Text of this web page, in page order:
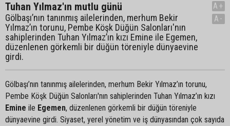
Tuhan Yılmaz'ın mutlu günü
Gölbaşı’nın tanınmış ailelerinden, merhum Bekir
Yılmaz’ın torunu, Pembe Köşk Düğün Salonları'nın
sahiplerinden Tuhan Yılmaz’ın kızı Emine ile Egemen,
düzenlenen görkemli bir düğün töreniyle dünyaevine
girdi.
A+
A-
Gölbaşı’nın tanınmış ailelerinden, merhum Bekir Yılmaz’ın torunu,
Pembe Köşk Düğün Salonları'nın sahiplerinden Tuhan Yılmaz’ın kızı
Emine ile Egemen, düzenlenen görkemli bir düğün töreniyle
dünyaevine girdi. Siyaset, yerel yönetim ve iş dünyasından çok sayıda